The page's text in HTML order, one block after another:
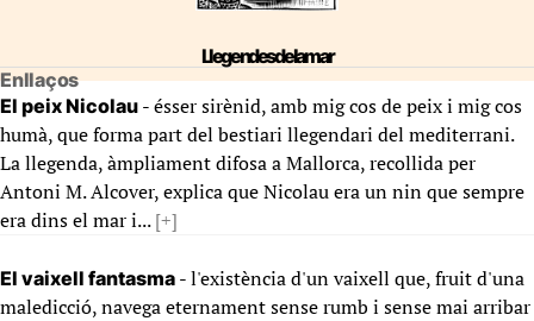
Llegendes de la mar
Enllaços
El peix Nicolau - ésser sirènid, amb mig cos de peix i mig cos
humà, que forma part del bestiari llegendari del mediterrani.
La llegenda, àmpliament difosa a Mallorca, recollida per
Antoni M. Alcover, explica que Nicolau era un nin que sempre
era dins el mar i...[+]
El vaixell fantasma - l'existència d'un vaixell que, fruit d'una
maledicció, navega eternament sense rumb i sense mai arribar